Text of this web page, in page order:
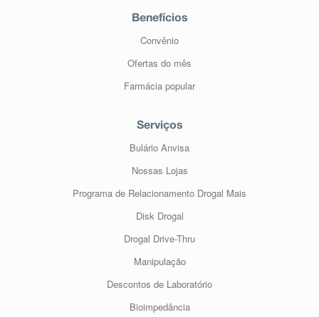
Benefícios
Convênio
Ofertas do mês
Farmácia popular
Serviços
Bulário Anvisa
Nossas Lojas
Programa de Relacionamento Drogal Mais
Disk Drogal
Drogal Drive-Thru
Manipulação
Descontos de Laboratório
Bioimpedância